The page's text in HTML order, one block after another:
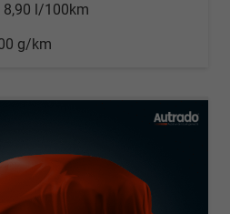
8,90 l/100km
g/km